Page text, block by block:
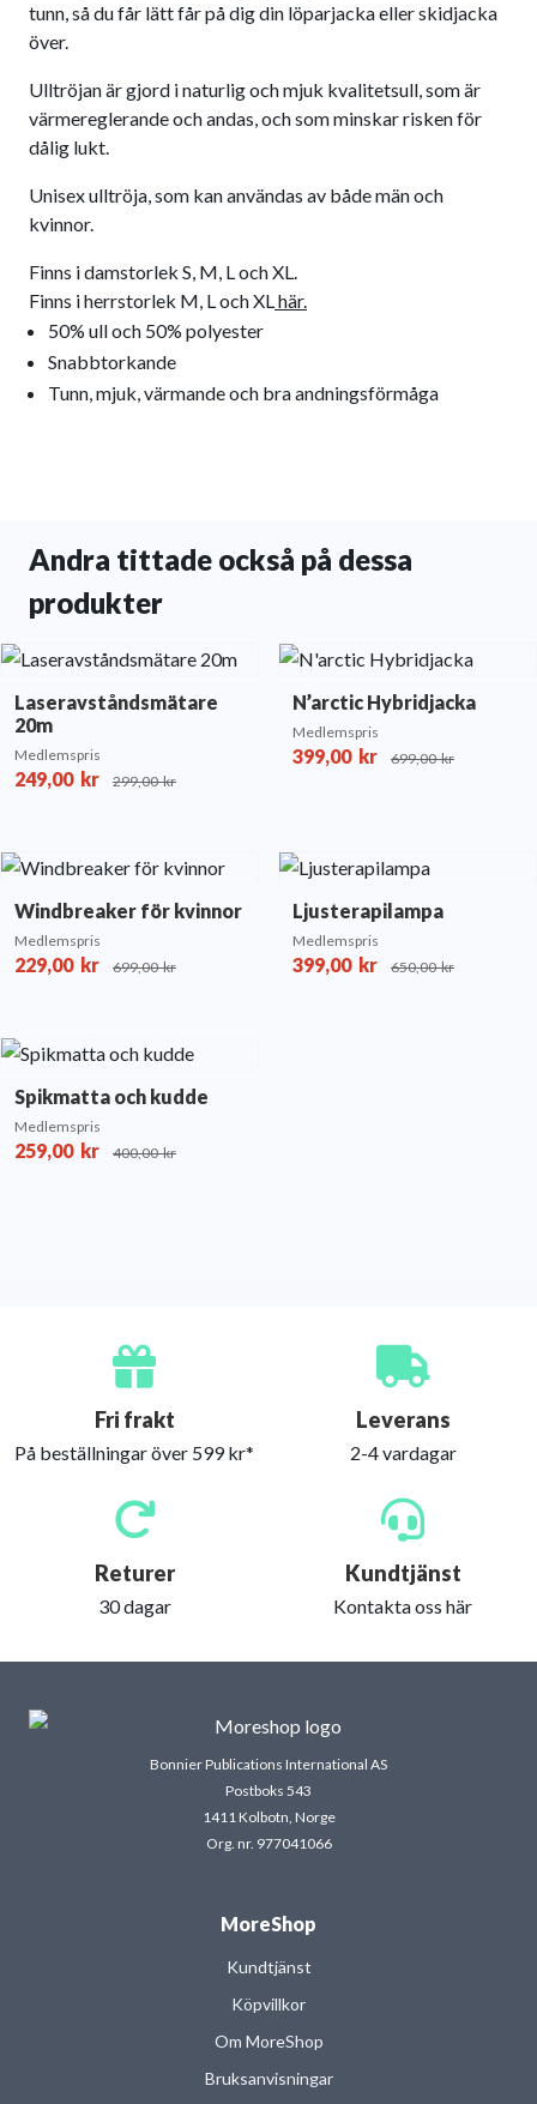
tunn, så du får lätt får på dig din löparjacka eller skidjacka
över.
Ulltröjan är gjord i naturlig och mjuk kvalitetsull, som är
värmereglerande och andas, och som minskar risken för
dålig lukt.
Unisex ulltröja, som kan användas av både män och
kvinnor.
Finns i damstorlek S, M, L och XL.
Finns i herrstorlek M, L och XLhär.
50% ull och 50% polyester
Snabbtorkande
Tunn, mjuk, värmande och bra andningsförmåga
Andra tittade också på dessa
produkter
Laseravståndsmätare
20m
Medlemspris
249,00 kr 299,00kr
N’arctic Hybridjacka
Medlemspris
399,00 kr 699,00kr
Windbreaker för kvinnor
Medlemspris
229,00 kr 699,00kr
Ljusterapilampa
Medlemspris
399,00 kr 650,00kr
Spikmatta och kudde
Medlemspris
259,00 kr 400,00kr
Fri frakt
På beställningar över 599 kr*
Leverans
2-4 vardagar
Returer
30 dagar
Kundtjänst
Kontakta oss här
Bonnier Publications International AS
Postboks 543
1411 Kolbotn, Norge
Org. nr. 977041066
MoreShop
Kundtjänst
Köpvillkor
Om MoreShop
Bruksanvisningar